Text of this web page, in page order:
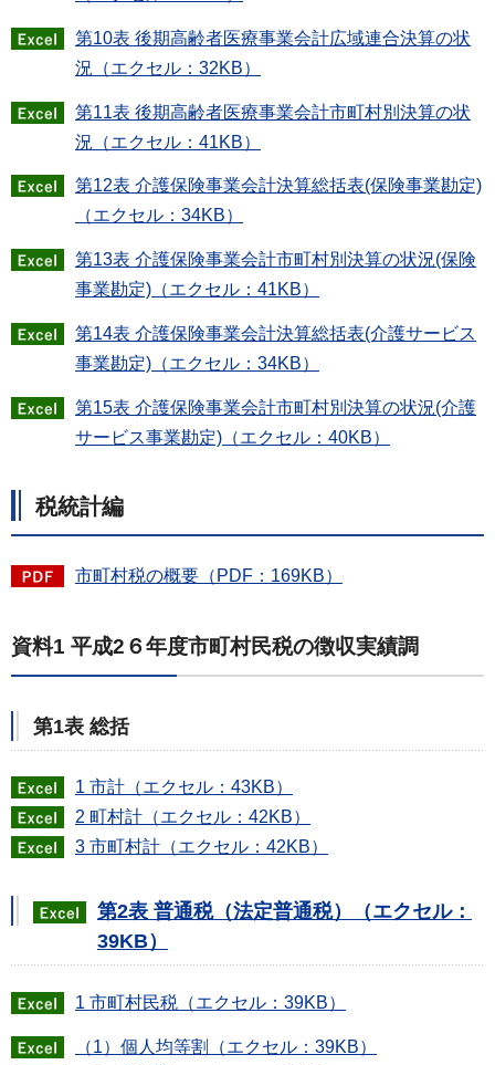
第10表 後期高齢者医療事業会計広域連合決算の状
況（エクセル：32KB）
第11表 後期高齢者医療事業会計市町村別決算の状
況（エクセル：41KB）
第12表 介護保険事業会計決算総括表(保険事業勘定)
（エクセル：34KB）
第13表 介護保険事業会計市町村別決算の状況(保険
事業勘定)（エクセル：41KB）
第14表 介護保険事業会計決算総括表(介護サービス
事業勘定)（エクセル：34KB）
第15表 介護保険事業会計市町村別決算の状況(介護
サービス事業勘定)（エクセル：40KB）
税統計編
市町村税の概要（PDF：169KB）
資料1 平成2６年度市町村民税の徴収実績調
第1表 総括
1 市計（エクセル：43KB）
2 町村計（エクセル：42KB）
3 市町村計（エクセル：42KB）
第2表 普通税（法定普通税）（エクセル：
39KB）
1 市町村民税（エクセル：39KB）
（1）個人均等割（エクセル：39KB）